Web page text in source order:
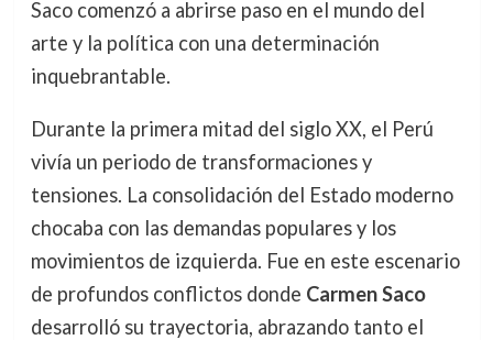
Saco comenzó a abrirse paso en el mundo del
arte y la política con una determinación
inquebrantable.
Durante la primera mitad del siglo XX, el Perú
vivía un periodo de transformaciones y
tensiones. La consolidación del Estado moderno
chocaba con las demandas populares y los
movimientos de izquierda. Fue en este escenario
de profundos conflictos donde Carmen Saco
desarrolló su trayectoria, abrazando tanto el